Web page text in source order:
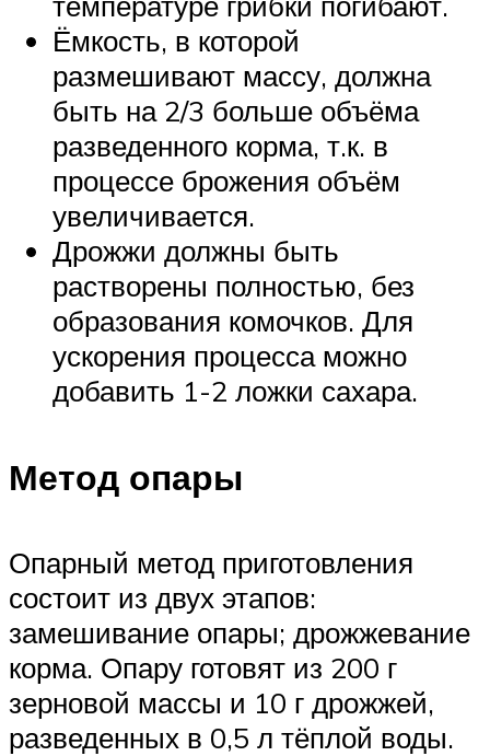
Ёмкость, в которой
размешивают массу, должна
быть на 2/3 больше объёма
разведенного корма, т.к. в
процессе брожения объём
увеличивается.
Дрожжи должны быть
растворены полностью, без
образования комочков. Для
ускорения процесса можно
добавить 1-2 ложки сахара.
Метод опары
Опарный метод приготовления
состоит из двух этапов:
замешивание опары; дрожжевание
корма. Опару готовят из 200 г
зерновой массы и 10 г дрожжей,
разведенных в 0,5 л тёплой воды.